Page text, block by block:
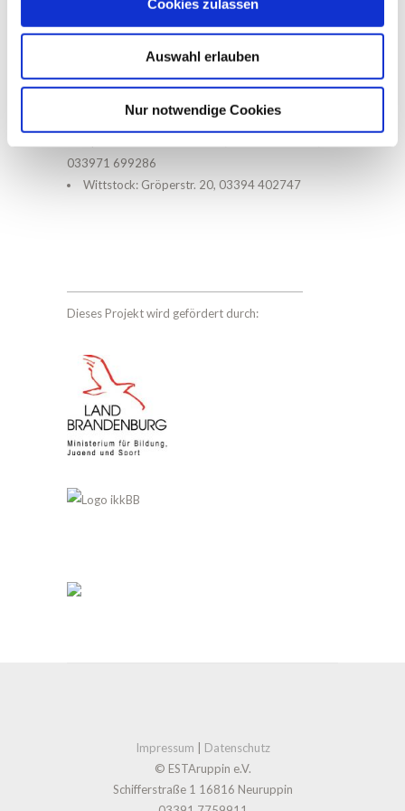
Cookies zulassen
Auswahl erlauben
Nur notwendige Cookies
Neuruppin: Karl-Marx-Str. 98, 03391 402300
033971 699286
Wittstock: Gröperstr. 20, 03394 402747
Dieses Projekt wird gefördert durch:
Impressum
Datenschutz
© ESTAruppin e.V.
Schifferstraße 1 16816 Neuruppin